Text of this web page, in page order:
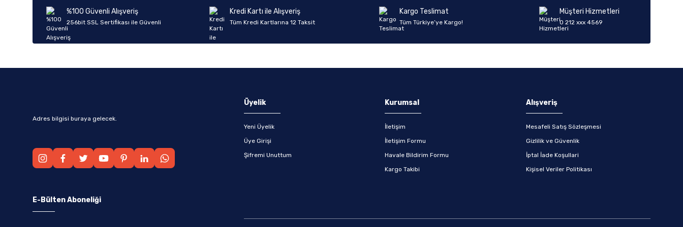
Ürün fiyatı diğer sitelerden daha pahalı.
Bu ürüne benzer farklı alternatifler olmalı.
%100 Güvenli Alışveriş
256bit SSL Sertifikası ile Güvenli
Kredi Kartı ile Alışveriş
Tüm Kredi Kartlarına 12 Taksit
Kargo Teslimat
Tüm Türkiye’ye Kargo!
Müşteri Hizmetleri
0 212 xxx 4569
Adres bilgisi buraya gelecek.
Üyelik
Yeni Üyelik
Üye Girişi
Şifremi Unuttum
Kurumsal
İletişim
İletişim Formu
Havale Bildirim Formu
Kargo Takibi
Alışveriş
Mesafeli Satış Sözleşmesi
Gizlilik ve Güvenlik
İptal İade Koşullari
Kişisel Veriler Politikası
E-Bülten Aboneliği